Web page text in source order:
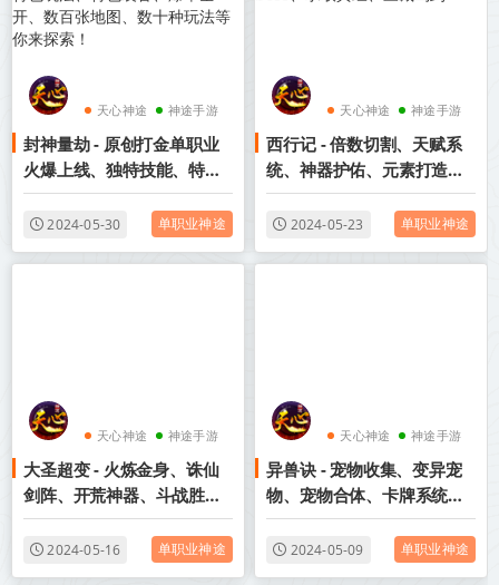
天心神途 神途手游
神途官网
封神量劫 - 原创打金单职业
火爆上线、独特技能、特色
副本、特色玩法、特色装
备、爆率全开、数百张地
图、数十种玩法等你来探
2024-05-30 单职业神途
天心神途 神途手游
神途官网
西行记 - 倍数切割、天赋系
统、神器护佑、元素打造、
奇遇boss、求取真经、三藏
驾到2024-05-23 单职业神途
天心神途 神途手游
神途官网
大圣超变 - 火炼金身、诛仙
剑阵、开荒神器、斗战胜
佛、修仙成圣、道侣功能、
白嫖福利、全屏吸怪、全屏
切割、全屏蛊毒、特殊技能
2024-05-16 单职业神途
天心神途 神途手游
神途官网
异兽诀 - 宠物收集、变异宠
物、宠物合体、卡牌系统、
免费VIP、兽王之力、冰神系
统、10元解绑，VIP免费升
级！
2024-05-09 单职业神途